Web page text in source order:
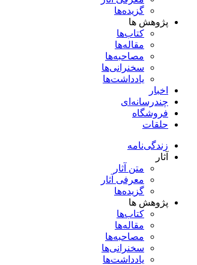
گزیده‌ها
پژوهش ها
کتاب‌ها
مقاله‌ها
مصاحبه‌ها
سخنرانی‌ها
یادداشت‌ها
اخبار
چندرسانه‌ای
فروشگاه
حلقات
زندگی‌نامه
آثار
متن آثار
معرفی آثار
گزیده‌ها
پژوهش ها
کتاب‌ها
مقاله‌ها
مصاحبه‌ها
سخنرانی‌ها
یادداشت‌ها